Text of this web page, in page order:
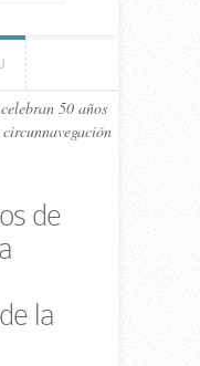
50 años
de
la